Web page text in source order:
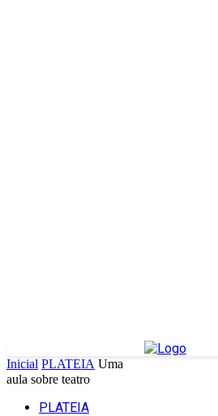
Inicial PLATEIA Uma
aula sobre teatro
PLATEIA